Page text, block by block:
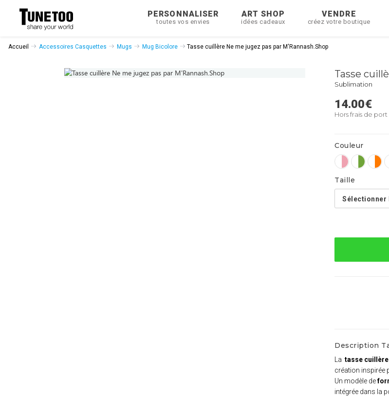
PERSONNALISER
toutes vos envies
ART SHOP
idées cadeaux
VENDRE
créez votre boutique
Accueil Accessoires Casquettes Mugs Mug Bicolore Tasse cuillère Ne me jugez pas par M'Rannash.Shop
Tasse
Sublimation
14.00€
Hors frais de port
Couleur
Taille
Description
La tasse cuillère
création inspirée
Un modèle de
intégrée dans la